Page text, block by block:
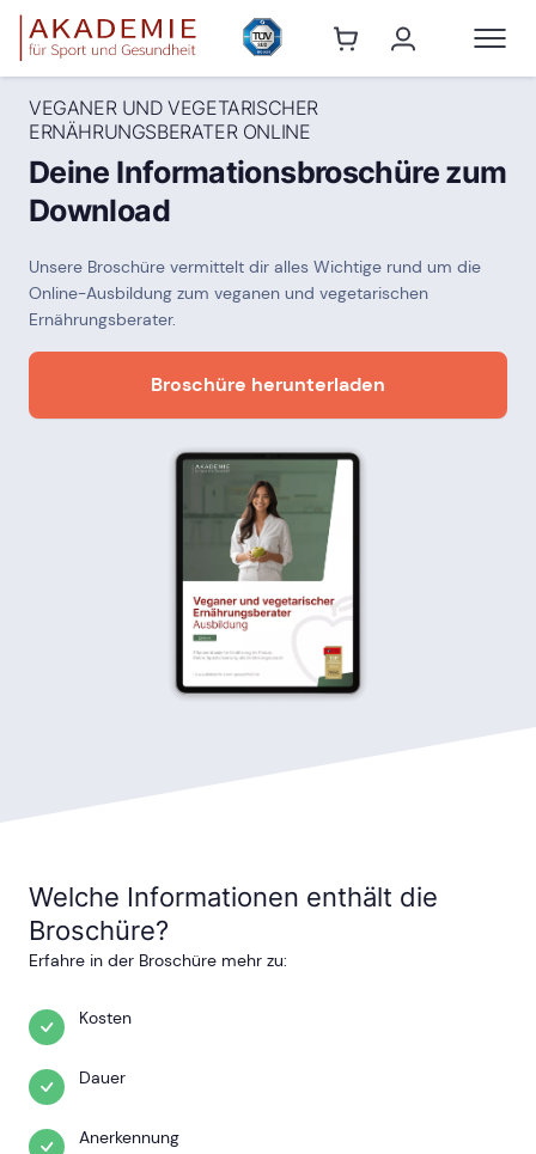
VEGANER UND VEGETARISCHER
ERNÄHRUNGSBERATER ONLINE
Deine Informationsbroschüre zum
Download
Unsere Broschüre vermittelt dir alles Wichtige rund um die
Online-Ausbildung zum veganen und vegetarischen
Ernährungsberater.
Broschüre herunterladen
Welche Informationen enthält die
Broschüre?
Erfahre in der Broschüre mehr zu:
Kosten
Dauer
Anerkennung